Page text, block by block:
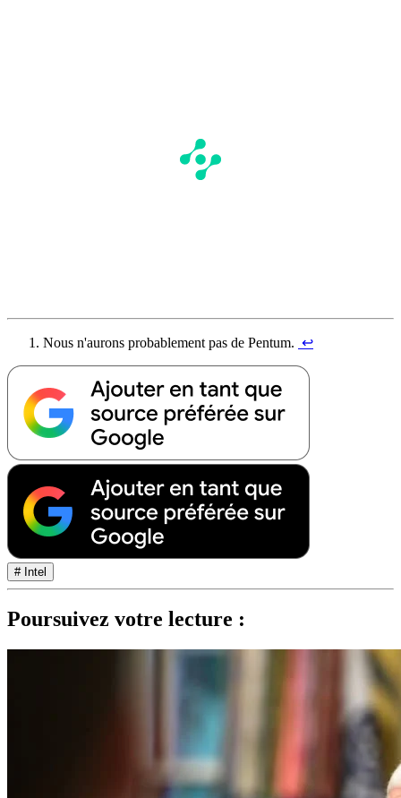
Nous n'aurons probablement pas de Pentum. ↩︎
# Intel
Poursuivez votre lecture :